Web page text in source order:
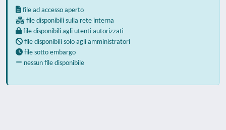
file ad accesso aperto
file disponibili sulla rete interna
file disponibili agli utenti autorizzati
file disponibili solo agli amministratori
file sotto embargo
nessun file disponibile